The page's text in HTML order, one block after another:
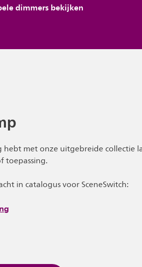
dimmers bekijken
met onze uitgebreide collectie
toepassing.
in catalogus voor SceneSwitch: